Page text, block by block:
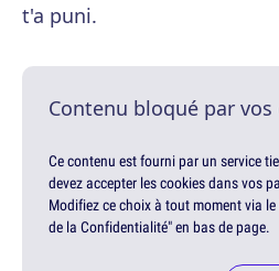
t'a puni.
Contenu bloqué par
Ce contenu est fourni par un service
devez accepter les cookies dans vos
Modifiez ce choix à tout moment via
de la Confidentialité" en bas de page.